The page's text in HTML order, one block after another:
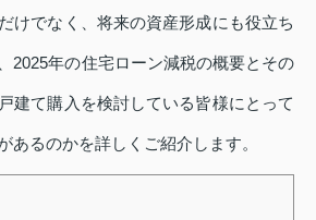
けでなく、将来の資産形成にも役立ち
2025年の住宅ローン減税の概要とその
建て購入を検討している皆様にとって
あるのかを詳しくご紹介します。